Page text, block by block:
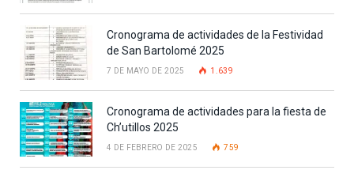
Cronograma de actividades de la Festividad
de San Bartolomé 2025
7 DE MAYO DE 2025 1.639
Cronograma de actividades para la fiesta de
Ch’utillos 2025
4 DE FEBRERO DE 2025 759